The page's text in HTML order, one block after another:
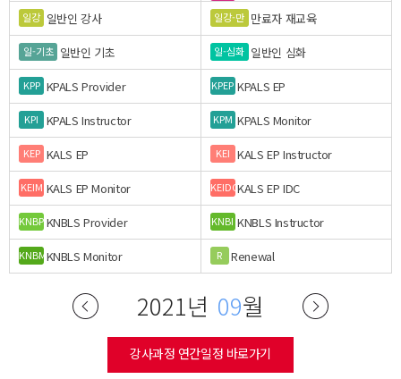
일강 일반인 강사 일강-만 만료자 재교육
일-기초 일반인 기초 일-심화 일반인 심화
KPP KPALS Provider KPEP KPALS EP
KPI KPALS Instructor KPM KPALS Monitor
KEP KALS EP KEI KALS EP Instructor
KEIM KALS EP Monitor KEIDCKALS EP IDC
KNBPKNBLS Provider KNBI KNBLS Instructor
KNBMKNBLS Monitor R Renewal
2021년 09월
강사과정 연간일정 바로가기